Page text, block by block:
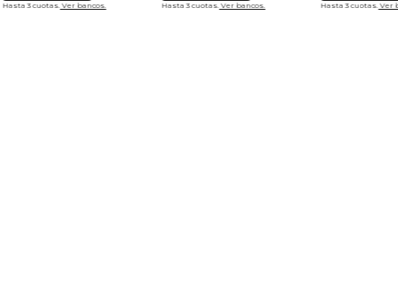
Hasta 3 cuotas. Ver bancos.
Hasta 3 cuotas. Ver bancos.
Hasta 3 cuotas. Ver